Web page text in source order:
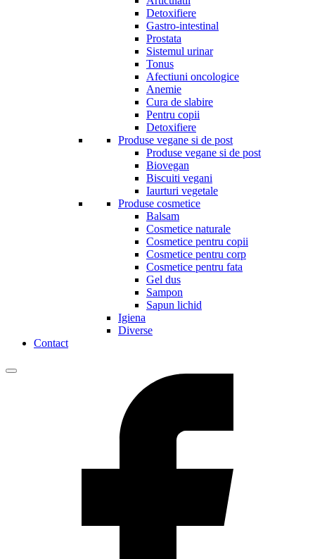
Detoxifiere
Gastro-intestinal
Prostata
Sistemul urinar
Tonus
Afectiuni oncologice
Anemie
Cura de slabire
Pentru copii
Detoxifiere
Produse vegane si de post
Produse vegane si de post
Biovegan
Biscuiti vegani
Iaurturi vegetale
Produse cosmetice
Balsam
Cosmetice naturale
Cosmetice pentru copii
Cosmetice pentru corp
Cosmetice pentru fata
Gel dus
Sampon
Sapun lichid
Igiena
Diverse
Contact